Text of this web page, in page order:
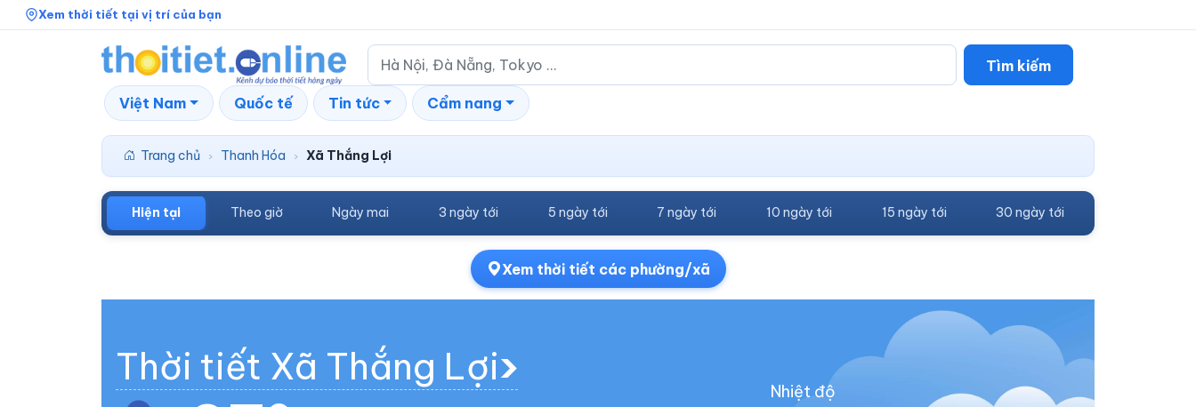
Xem thời tiết tại vị trí của bạn
Tìm kiếm
Việt Nam Quốc tế Tin tức Cẩm nang
Trang chủ › Thanh Hóa › Xã Thắng Lợi
Hiện tại Theo giờ Ngày mai 3 ngày tới 5 ngày tới 7 ngày tới 10 ngày tới 15 ngày tới 30 ngày tới
Xem thời tiết các phường/xã
Thời tiết Xã Thắng Lợi
Nhiệt độ